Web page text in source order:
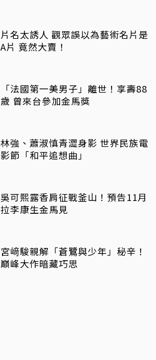
片名太誘人 觀眾誤以為藝術名片是
A片 竟然大賣！
「法國第一美男子」離世！享壽88
歲 曾來台參加金馬獎
林強、蕭淑慎青澀身影 世界民族電
影節「和平追想曲」
吳可熙露香肩征戰釜山！預告11月
拉李康生金馬見
宮﨑駿親解「蒼鷺與少年」秘辛！
巔峰大作暗藏巧思